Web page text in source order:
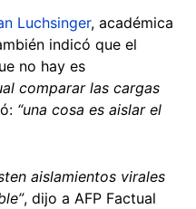
Luchsinger, académica
indicó que el
no hay es
comparar las cargas
“una cosa es aislar el
aislamientos virales
, dijo a AFP Factual